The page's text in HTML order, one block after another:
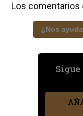
Los comentarios
¿Nos